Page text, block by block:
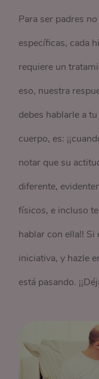
Para ser padres
específicas, cada
requiere un
eso, nuestra
debes hablarle a
cuerpo, es:
notar que su
diferente,
físicos, e incluso te
hablar con ella!!
iniciativa, y hazle
está pasando.